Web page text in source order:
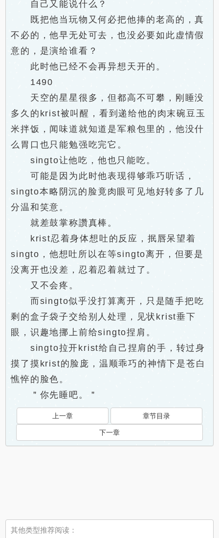
自己又能说什么？
既把他当玩物又何必把他捧的老高的，真
不必的，他早无处可去，也没必要如此虚情假
意的，是演给谁看？
此时他已经不会再异想天开的。
1490
天空的星星很多，但都高不可攀，刚睡没
多久的krist被叫醒，看到递给他的肉末碗豆玉
米拌饭，闻味道就知道是军粮包里的，他没什
么胃口也只能勉强吃完它。
singto让他吃，他也只能吃。
可能是因为此时他表现得够乖巧听话，
singto本略阴沉的脸竟肉眼可见地好转多了几
分温和笑意。
就差鼓掌称讚真棒。
krist忍着身体想吐的反应，抿唇呆望着
singto，他想吐所以在等singto离开，但要是
没离开也没差，忍着忍着就过了。
又不会疼。
而singto似乎没打算离开，只是随手把吃
剩的盒子袋子交给别人处理，见状krist垂下
眼，识趣地挪上前给singto捏肩。
singto拉开krist给自己捏肩的手，转过身
摸了摸krist的脸庞，温顺乖巧的神情下是苍白
憔悴的脸色。
＂你先睡吧。＂
上一章 章节目录
下一章
其他类型推荐阅读：